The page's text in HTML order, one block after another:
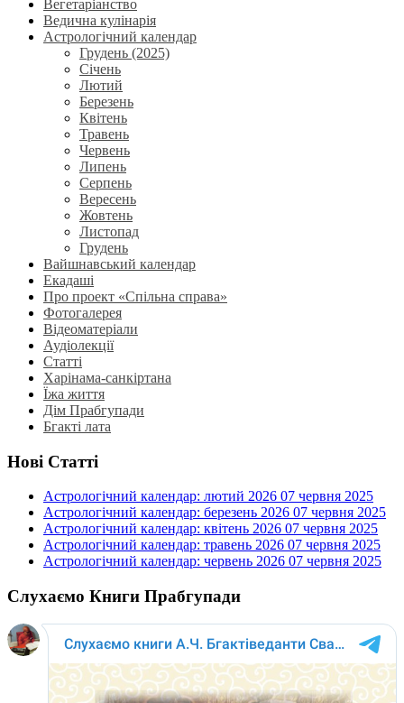
Вегетаріанство
Ведична кулінарія
Астрологічний календар
Грудень (2025)
Січень
Лютий
Березень
Квітень
Травень
Червень
Липень
Серпень
Вересень
Жовтень
Листопад
Грудень
Вайшнавський календар
Екадаші
Про проект «Спільна справа»
Фотогалерея
Відеоматеріали
Аудіолекції
Статті
Харінама-санкіртана
Їжа життя
Дім Прабгупади
Бгакті лата
Нові Статті
Астрологічний календар: лютий 2026 07 червня 2025
Астрологічний календар: березень 2026 07 червня 2025
Астрологічний календар: квітень 2026 07 червня 2025
Астрологічний календар: травень 2026 07 червня 2025
Астрологічний календар: червень 2026 07 червня 2025
Слухаємо Книги Прабгупади